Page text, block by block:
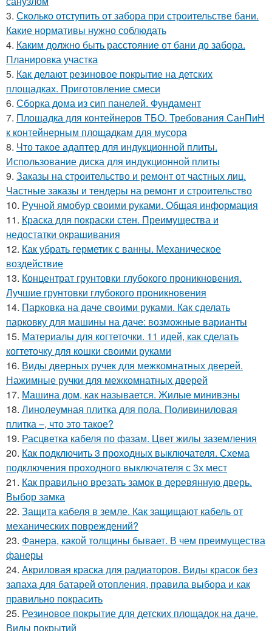
3. Сколько отступить от забора при строительстве бани.
Какие нормативы нужно соблюдать
4. Каким должно быть расстояние от бани до забора.
Планировка участка
5. Как делают резиновое покрытие на детских
площадках. Приготовление смеси
6. Сборка дома из сип панелей. Фундамент
7. Площадка для контейнеров ТБО. Требования СанПиН
к контейнерным площадкам для мусора
8. Что такое адаптер для индукционной плиты.
Использование диска для индукционной плиты
9. Заказы на строительство и ремонт от частных лиц.
Частные заказы и тендеры на ремонт и строительство
10. Ручной ямобур своими руками. Общая информация
11. Краска для покраски стен. Преимущества и
недостатки окрашивания
12. Как убрать герметик с ванны. Механическое
воздействие
13. Концентрат грунтовки глубокого проникновения.
Лучшие грунтовки глубокого проникновения
14. Парковка на даче своими руками. Как сделать
парковку для машины на даче: возможные варианты
15. Материалы для когтеточки. 11 идей, как сделать
когтеточку для кошки своими руками
16. Виды дверных ручек для межкомнатных дверей.
Нажимные ручки для межкомнатных дверей
17. Машина дом, как называется. Жилые минивэны
18. Линолеумная плитка для пола. Поливиниловая
плитка –, что это такое?
19. Расцветка кабеля по фазам. Цвет жилы заземления
20. Как подключить 3 проходных выключателя. Схема
подключения проходного выключателя с 3х мест
21. Как правильно врезать замок в деревянную дверь.
Выбор замка
22. Защита кабеля в земле. Как защищают кабель от
механических повреждений?
23. Фанера, какой толщины бывает. В чем преимущества
фанеры
24. Акриловая краска для радиаторов. Виды красок без
запаха для батарей отопления, правила выбора и как
правильно покрасить
25. Резиновое покрытие для детских площадок на даче.
Виды покрытий